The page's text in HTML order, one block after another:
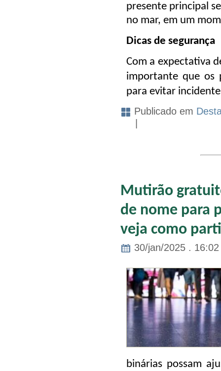
presente principal
no mar, em um
Dicas de segurança
Com a expectativa
importante que os
para evitar
Publicado em
Mutirão
de nome para
veja como
30/jan/2025 . 16:02
binárias possam